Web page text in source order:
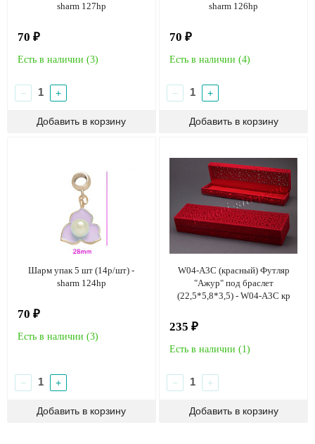
sharm 127hp
70 ₽
Есть в наличии (3)
− +
sharm 126hp
70 ₽
Есть в наличии (4)
− +
Шарм упак 5 шт (14р/шт) -
sharm 124hp
70 ₽
Есть в наличии (3)
− +
W04-А3C (красный) Футляр
"Ажур" под браслет
(22,5*5,8*3,5) - W04-А3C кр
235 ₽
Есть в наличии (1)
− +